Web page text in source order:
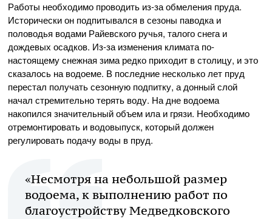
Работы необходимо проводить из-за обмеления пруда.
Исторически он подпитывался в сезоны паводка и
половодья водами Райевского ручья, талого снега и
дождевых осадков. Из-за изменения климата по-
настоящему снежная зима редко приходит в столицу, и это
сказалось на водоеме. В последние несколько лет пруд
перестал получать сезонную подпитку, а донный слой
начал стремительно терять воду. На дне водоема
накопился значительный объем ила и грязи. Необходимо
отремонтировать и водовыпуск, который должен
регулировать подачу воды в пруд.
«Несмотря на небольшой размер
водоема, к выполнению работ по
благоустройству Медведковского